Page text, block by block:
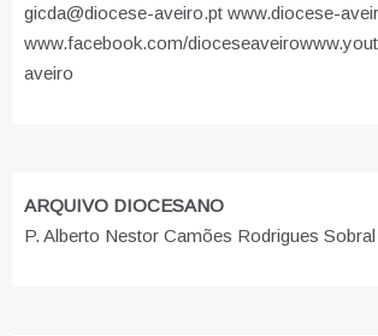
gicda@diocese-aveiro.pt www.diocese-
www.facebook.com/dioceseaveiro
aveiro
ARQUIVO DIOCESANO
P. Alberto Nestor Camões Rodrigues Sobral